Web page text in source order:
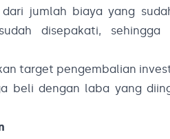
jumlah biaya yang
disepakati, sehingga
target pengembalian
beli dengan laba yang